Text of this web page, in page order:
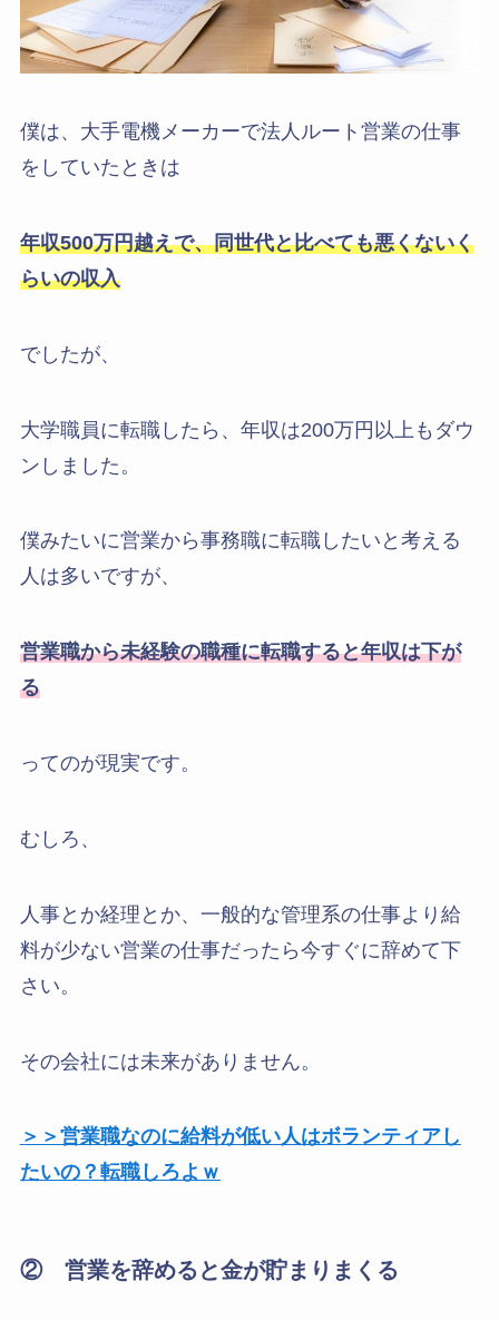
僕は、大手電機メーカーで法人ルート営業の仕事
をしていたときは
年収500万円越えで、同世代と比べても悪くないく
らいの収入
でしたが、
大学職員に転職したら、年収は200万円以上もダウ
ンしました。
僕みたいに営業から事務職に転職したいと考える
人は多いですが、
営業職から未経験の職種に転職すると年収は下が
る
ってのが現実です。
むしろ、
人事とか経理とか、一般的な管理系の仕事より給
料が少ない営業の仕事だったら今すぐに辞めて下
さい。
その会社には未来がありません。
＞＞営業職なのに給料が低い人はボランティアし
たいの？転職しろよｗ
② 営業を辞めると金が貯まりまくる